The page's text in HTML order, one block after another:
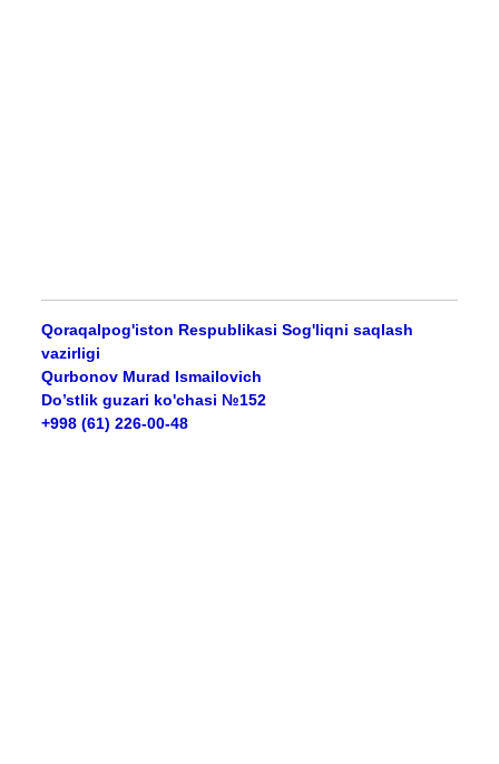
Qoraqalpog'iston Respublikasi Sog'liqni saqlash
vazirligi
Qurbonov Murad Ismailovich
Do’stlik guzari ko'chasi №152
+998 (61) 226-00-48